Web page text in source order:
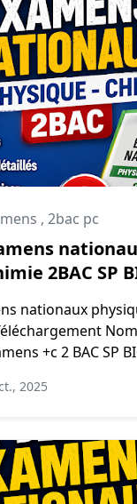
, 2bac pc
2BAC SP
nationaux
+c 2 BAC SP
2025